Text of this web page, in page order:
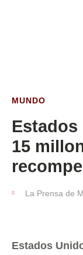
MUNDO
Estados
15
La Prensa de
Estados